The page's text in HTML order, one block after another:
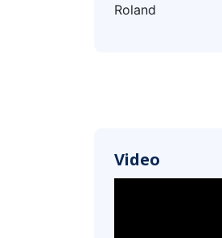
Roland
Video